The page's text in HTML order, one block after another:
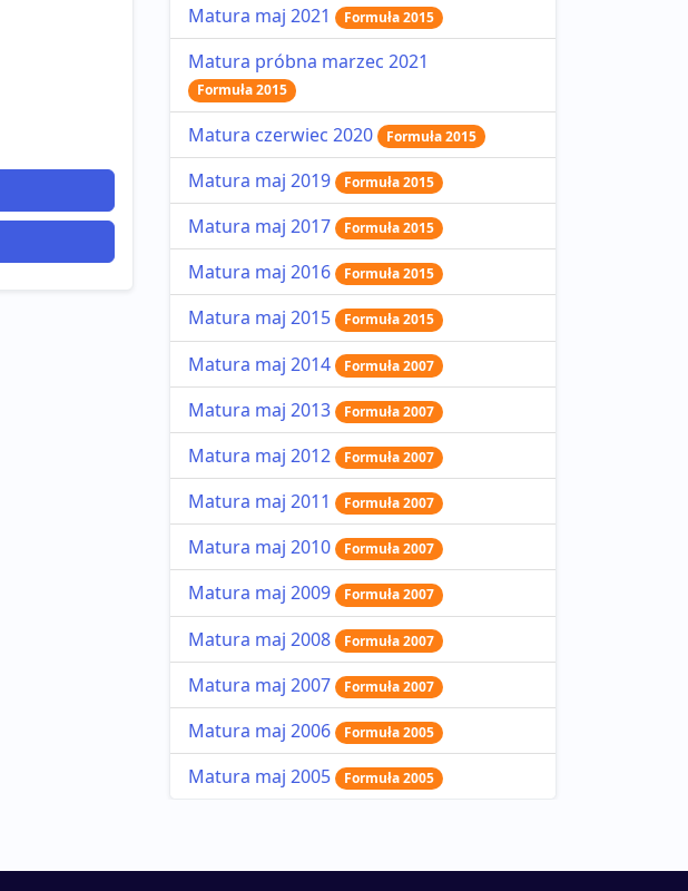
Matura maj 2021 Formuła 2015
Matura próbna marzec 2021
Formuła 2015
Matura czerwiec 2020 Formuła 2015
Matura maj 2019 Formuła 2015
Matura maj 2017 Formuła 2015
Matura maj 2016 Formuła 2015
Matura maj 2015 Formuła 2015
Matura maj 2014 Formuła 2007
Matura maj 2013 Formuła 2007
Matura maj 2012 Formuła 2007
Matura maj 2011 Formuła 2007
Matura maj 2010 Formuła 2007
Matura maj 2009 Formuła 2007
Matura maj 2008 Formuła 2007
Matura maj 2007 Formuła 2007
Matura maj 2006 Formuła 2005
Matura maj 2005 Formuła 2005